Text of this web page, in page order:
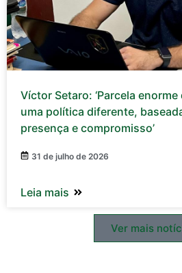
Víctor Setaro: ‘Parcela
uma política diferente,
presença e compromisso’
31 de julho de 2026
Leia mais
Ver mais